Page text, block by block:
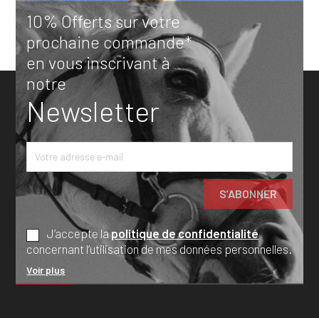
10% Offerts sur votre
prochaine commande*
en vous inscrivant à
notre
Newsletter
J’accepte lapolitique de confidentialité
concernant l’utilisation de mes données personnelles.
Voir plus